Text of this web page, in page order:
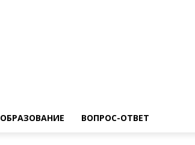
ОБРАЗОВАНИЕ ВОПРОС-ОТВЕТ